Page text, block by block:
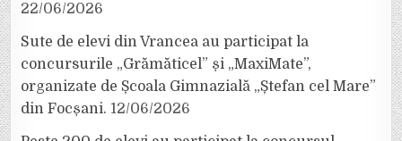
22/06/2026
Sute de elevi din Vrancea au participat la
concursurile „Grămăticel” și „MaxiMate”,
organizate de Școala Gimnazială „Ștefan cel Mare”
din Focșani. 12/06/2026